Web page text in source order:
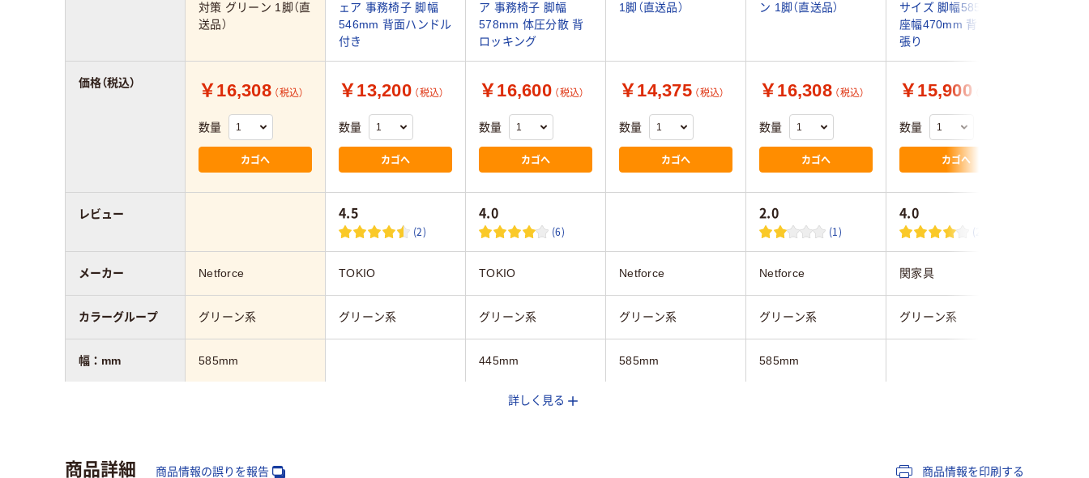
対策 グリーン 1脚（直
送品）
ェア 事務椅子 脚幅
546mm 背面ハンドル
付き
ア 事務椅子 脚幅
578mm 体圧分散 背
ロッキング
1脚（直送品）
ン 1脚（直送品）
サイズ 脚幅585mm
座幅470mm 背座：布
張り
￥16,308 （税込）
数量
カゴへ
￥13,200 （税込）
数量
カゴへ
￥16,600 （税込）
数量
カゴへ
￥14,375 （税込）
数量
カゴへ
￥16,308 （税込）
数量
カゴへ
￥15,900
数量
カゴへ
4.5
(2)
4.0
(6)
2.0
(1)
4.0
(2)
Netforce TOKIO TOKIO Netforce Netforce 関家具
グリーン系 グリーン系 グリーン系 グリーン系 グリーン系 グリーン系
585mm 445mm 585mm 585mm
価格（税込）
レビュー
メーカー
カラーグループ
幅：mm
詳しく見る
商品詳細 商品情報の誤りを報告 商品情報を印刷する